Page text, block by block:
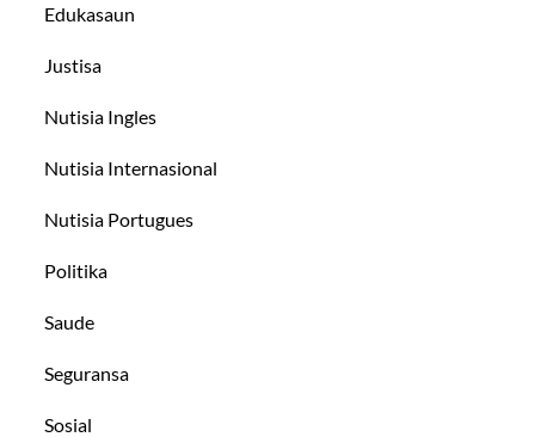
Edukasaun
Justisa
Nutisia Ingles
Nutisia Internasional
Nutisia Portugues
Politika
Saude
Seguransa
Sosial